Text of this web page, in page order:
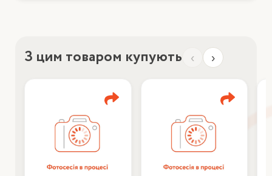
З цим товаром купують ‹ ›